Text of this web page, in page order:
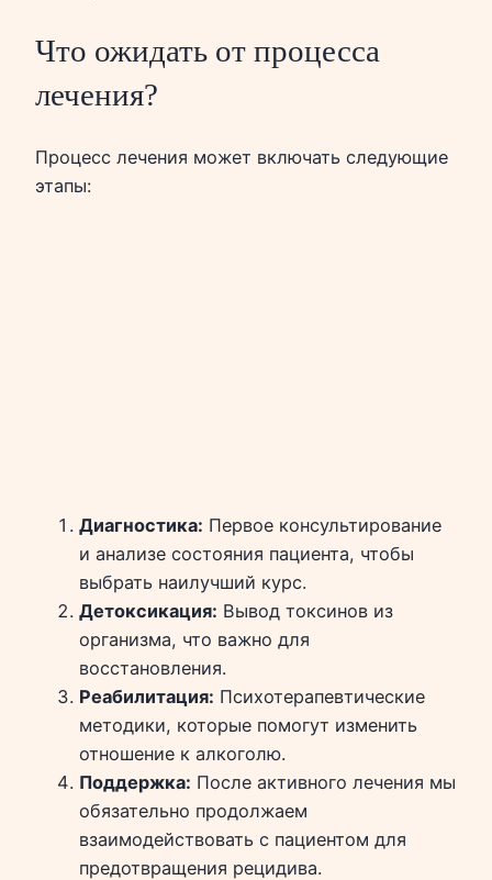
Что ожидать от процесса
лечения?
Процесс лечения может включать следующие
этапы:
Диагностика: Первое консультирование
и анализе состояния пациента, чтобы
выбрать наилучший курс.
Детоксикация: Вывод токсинов из
организма, что важно для
восстановления.
Реабилитация: Психотерапевтические
методики, которые помогут изменить
отношение к алкоголю.
Поддержка: После активного лечения мы
обязательно продолжаем
взаимодействовать с пациентом для
предотвращения рецидива.